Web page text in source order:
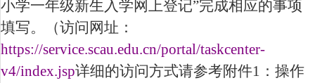
小学一年级新生入学网上登记”完成相应的事项
填写。（访问网址：
https://service.scau.edu.cn/portal/taskcenter-
v4/index.jsp详细的访问方式请参考附件1 ：操作